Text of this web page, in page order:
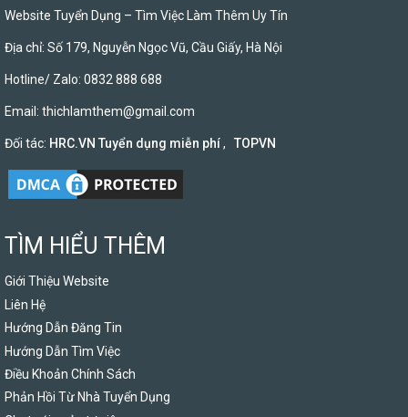
Website Tuyển Dụng – Tìm Việc Làm Thêm Uy Tín
Địa chỉ: Số 179, Nguyễn Ngọc Vũ, Cầu Giấy, Hà Nội
Hotline/ Zalo: 0832 888 688
Email: thichlamthem@gmail.com
Đối tác: HRC.VN Tuyển dụng miễn phí, TOPVN
TÌM HIỂU THÊM
Giới Thiệu Website
Liên Hệ
Hướng Dẫn Đăng Tin
Hướng Dẫn Tìm Việc
Điều Khoản Chính Sách
Phản Hồi Từ Nhà Tuyển Dụng